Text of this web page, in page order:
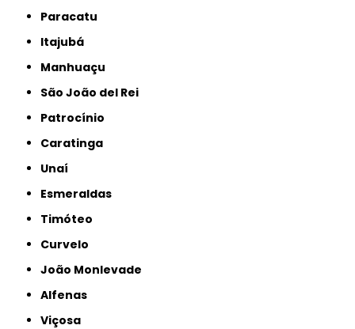
Paracatu
Itajubá
Manhuaçu
São João del Rei
Patrocínio
Caratinga
Unaí
Esmeraldas
Timóteo
Curvelo
João Monlevade
Alfenas
Viçosa